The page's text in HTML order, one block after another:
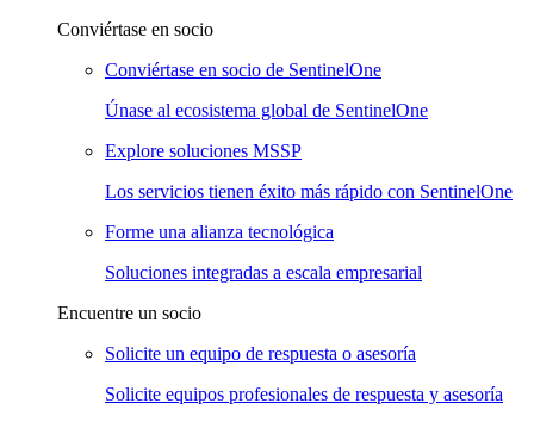
Conviértase en socio
Conviértase en socio de SentinelOne
Únase al ecosistema global de SentinelOne
Explore soluciones MSSP
Los servicios tienen éxito más rápido con SentinelOne
Forme una alianza tecnológica
Soluciones integradas a escala empresarial
Encuentre un socio
Solicite un equipo de respuesta o asesoría
Solicite equipos profesionales de respuesta y asesoría